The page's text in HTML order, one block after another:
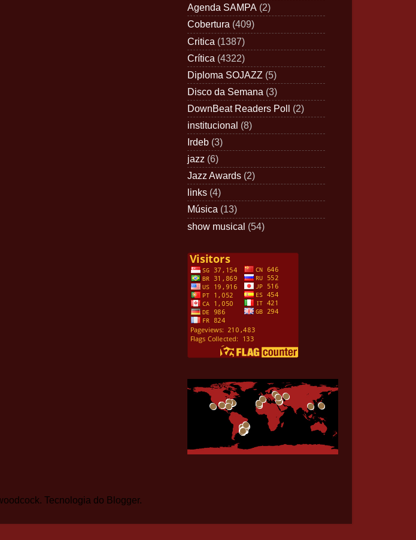
Agenda SAMPA (2)
Cobertura (409)
Critica (1387)
Crítica (4322)
Diploma SOJAZZ (5)
Disco da Semana (3)
DownBeat Readers Poll (2)
institucional (8)
Irdeb (3)
jazz (6)
Jazz Awards (2)
links (4)
Música (13)
show musical (54)
. Tecnologia do Blogger.